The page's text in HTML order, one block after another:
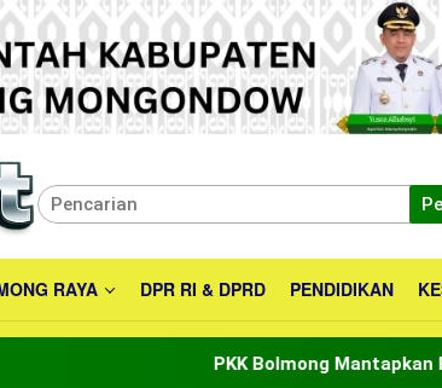
RAYA DPR RI & DPRD PENDIDIKAN
PKK Bolmong Mantapkan Peran Menuju